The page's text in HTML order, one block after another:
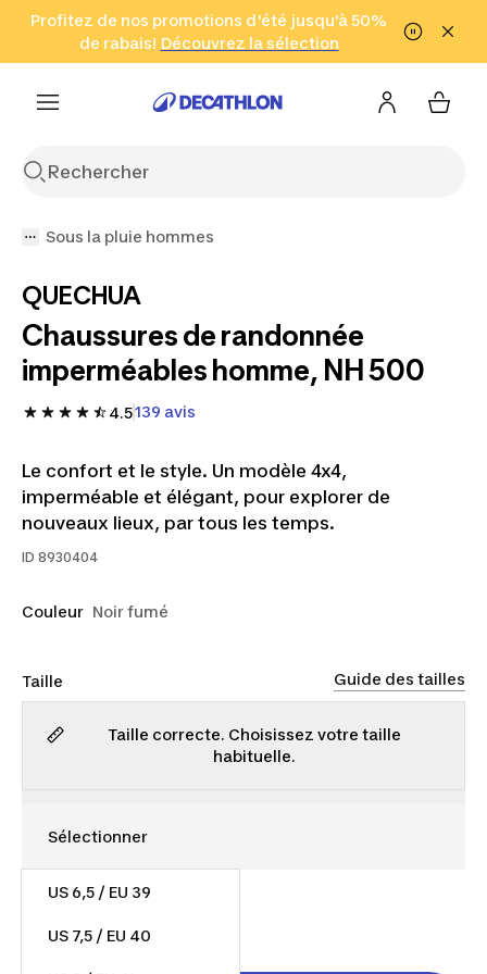
Aller à la recherche Aller au contenu Aller au pied de
Profitez de nos promotions d'été jusqu'à 50%
de rabais! Découvrez la sélection
Cliquez ici
en seulement 2 h!
(Zones sélectionnées)
Sous la pluie hommes
QUECHUA
Chaussures de randonnée
imperméables homme, NH 500
4.5139 avis
Le confort et le style. Un modèle 4x4,
imperméable et élégant, pour explorer de
nouveaux lieux, par tous les temps.
ID 8930404
Couleur Noir fumé
Taille Guide des tailles
Taille correcte. Choisissez votre taille
habituelle.
US 6,5 / EU 39
US 7,5 / EU 40